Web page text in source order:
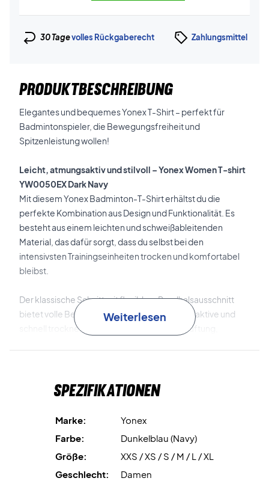
30 Tagevolles Rückgaberecht Zahlungsmittel
PRODUKTBESCHREIBUNG
Elegantes und bequemes Yonex T-Shirt – perfekt für
Badmintonspieler, die Bewegungsfreiheit und
Spitzenleistung wollen!
Leicht, atmungsaktiv und stilvoll – Yonex Women T-shirt
YW0050EX Dark Navy
Mit diesem Yonex Badminton-T-Shirt erhältst du die
perfekte Kombination aus Design und Funktionalität. Es
besteht aus einem leichten und schweißableitenden
Material, das dafür sorgt, dass du selbst bei den
intensivsten Trainingseinheiten trocken und komfortabel
bleibst.
Der klassische Schnitt mit flexiblem Rundhalsausschnitt
bietet volle Bewegungsfreiheit. Der atmungsaktive und
schnell trocknende Stoff verbessert die Belüftung,
bestelle dein Yonex T-Shirt noch heute!
Material: 100 % Polyester.
Weiterlesen
Spezifikationen
Marke:
Yonex
Farbe:
Dunkelblau (Navy)
Größe:
XXS / XS / S / M / L / XL
Geschlecht:
Damen